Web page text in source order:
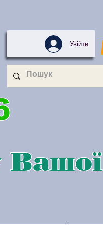
Увійти
Вашої